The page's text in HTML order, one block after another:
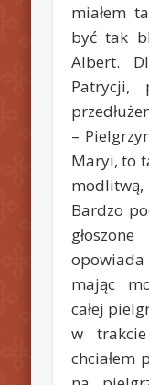
miałem
być tak
Albert.
Patrycji,
–
Maryi, to
Bardzo
mając
całej
w
chciałem